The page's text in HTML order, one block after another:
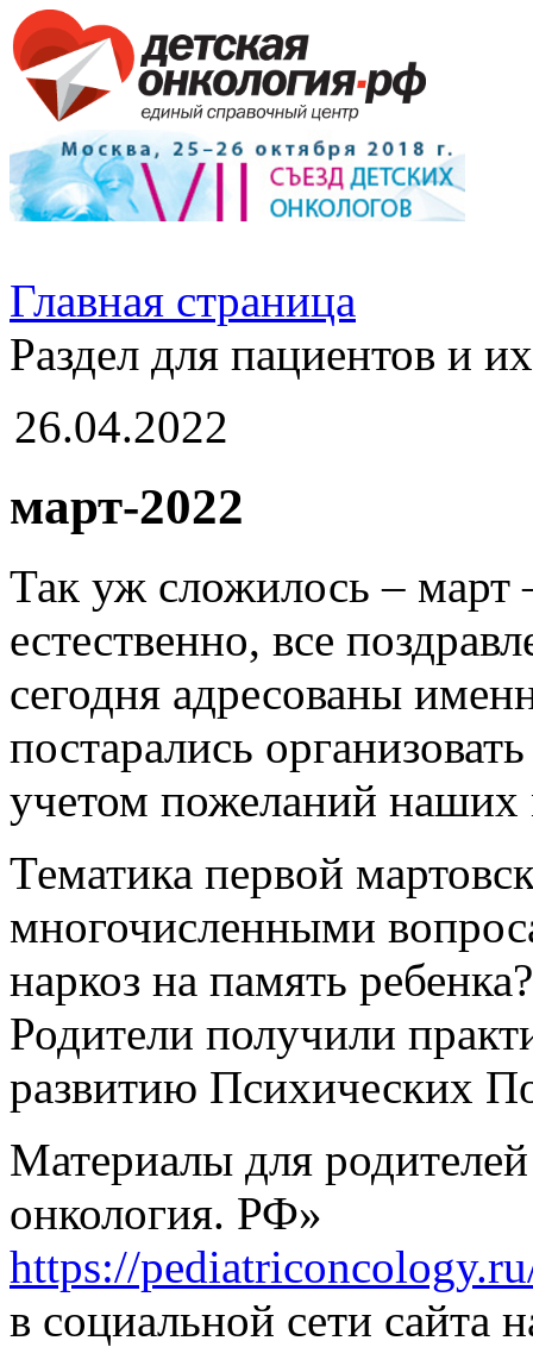
Главная страница
Раздел для пациентов и
26.04.2022
март-2022
Так уж сложилось –
естественно, все
сегодня адресованы
постарались
учетом пожеланий
Тематика первой
многочисленными
наркоз на память
Родители получили
развитию Психических
Материалы для
онкология. РФ»
https://
в социальной сети сайта